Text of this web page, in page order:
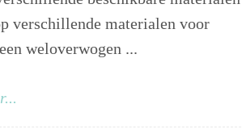
verschillende materialen voor
weloverwogen ...